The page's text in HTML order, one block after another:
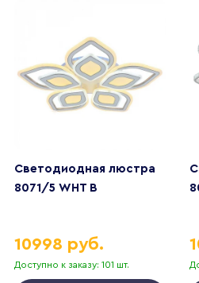
Светодиодная люстра
8071/5 WHT B
Доступно к заказу: 101 шт.
10998 руб.